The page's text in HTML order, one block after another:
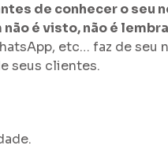
de conhecer o seu
não é visto, não é
etc… faz de seu
seus clientes.